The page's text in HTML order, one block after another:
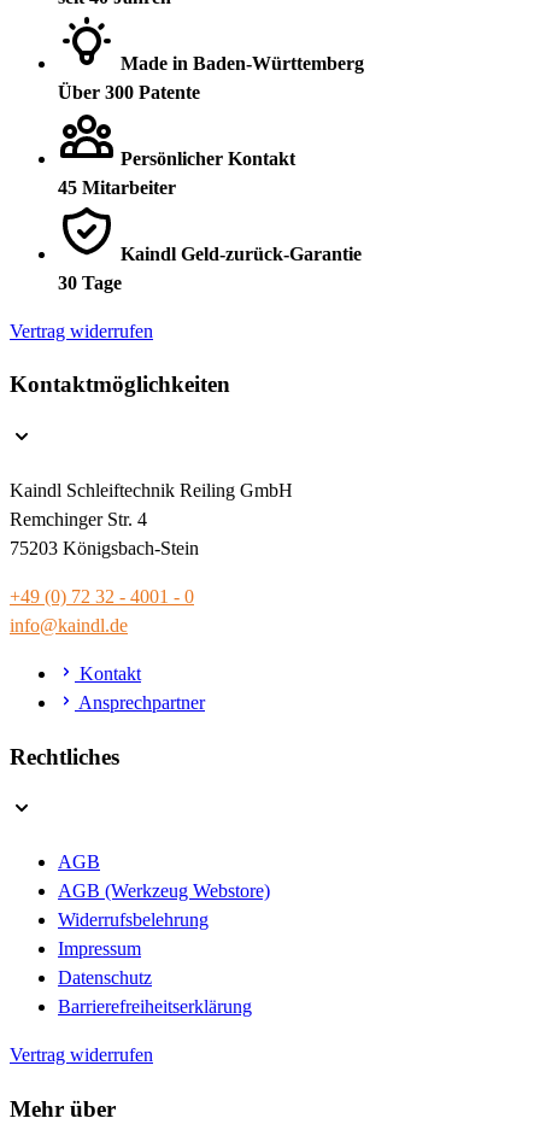
Made in Baden-Württemberg
Über 300 Patente
Persönlicher Kontakt
45 Mitarbeiter
Kaindl Geld-zurück-Garantie
30 Tage
Vertrag widerrufen
Kontaktmöglichkeiten
Kaindl Schleiftechnik Reiling GmbH
Remchinger Str. 4
75203 Königsbach-Stein
+49 (0) 72 32 - 4001 - 0
info@kaindl.de
Kontakt
Ansprechpartner
Rechtliches
AGB
AGB (Werkzeug Webstore)
Widerrufsbelehrung
Impressum
Datenschutz
Barrierefreiheitserklärung
Vertrag widerrufen
Mehr über